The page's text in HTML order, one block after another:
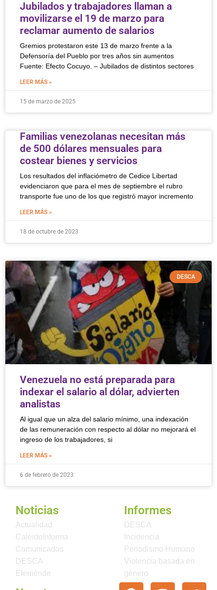
Jubilados y trabajadores llaman a
movilizarse el 19 de marzo para
reclamar aumento de salarios
Gremios protestaron este 13 de marzo frente a la
Defensoría del Pueblo por tres años sin aumentos
Fuente: Efecto Cocuyo. – Jubilados de distintos sectores
LEER MÁS »
15 de marzo de 2025
Familias venezolanas necesitan más
de 500 dólares mensuales para
costear bienes y servicios
Los resultados del inflaciómetro de Cedice Libertad
evidenciaron que para el mes de septiembre el rubro
transporte fue uno de los que registró mayor incremento
LEER MÁS »
18 de octubre de 2023
DESCA
Venezuela no está preparada para
indexar el salario al dólar, advierten
analistas
Al igual que un alza del salario mínimo, una indexación
de las remuneración con respecto al dólar no mejorará el
ingreso de los trabajadores, si
LEER MÁS »
6 de febrero de 2023
Noticias
Actualidad
CaleidoInforma
Comunicados
DESCA
Efeméride
Informes
DESCA
Incidencia
Periodismo Humano
Violencia basada en
género